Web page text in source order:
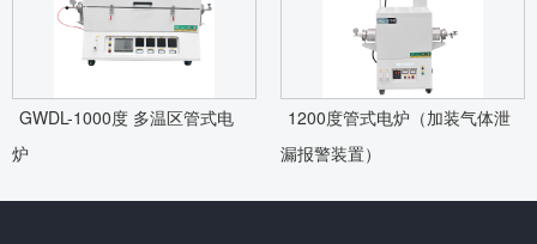
GWDL-1000度 多温区管式电
炉
1200度管式电炉（加装气体泄
漏报警装置）